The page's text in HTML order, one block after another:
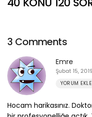
3 Comments
Emre
Şubat 15,
YORUM EKLE
Hocam harikasınız.